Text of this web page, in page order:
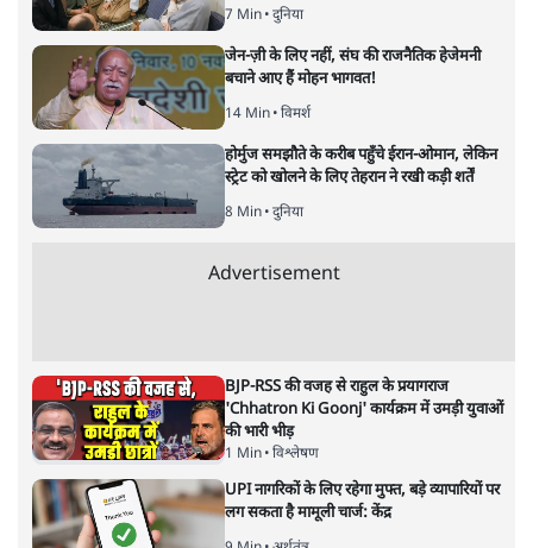
अगली खबर लोड हो रही है...
ताजा खबरें
स्वास्थ्य पर इसराइली मीडिया में चल रही थीं अफवाहें
बचाने आए हैं मोहन भागवत!
14 Min•विमर्श
होर्मुज समझौते के करीब पहुँचे ईरान-ओमान, लेकिन
स्ट्रेट को खोलने के लिए तेहरान ने रखी कड़ी शर्तें
8 Min•दुनिया